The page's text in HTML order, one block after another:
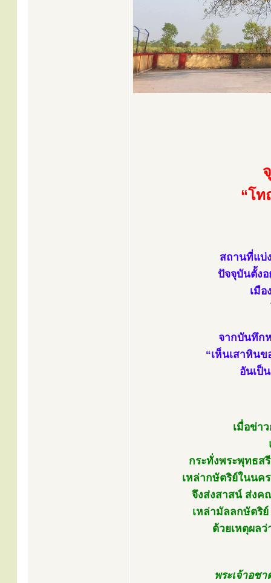
“โท
สถานที่แบ่
ปัจจุบันตั้ง
เมือ
จากบันทึก
“เห็นเสาหิน
อันเป็
เมื่อข่า
กระทั่งพระพุทธส
เหล่ากษัตริย์ในนค
จึงส่งสาสน์ ส่งค
เหล่ามัลลกษัตริ
ด้วยเหตุผลว่
พระเจ้าอช